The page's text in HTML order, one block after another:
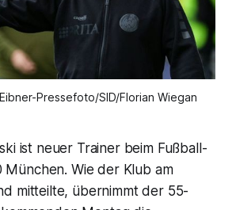
Pressefoto/SID/Florian Wiegan
ist neuer Trainer beim Fußball-
München. Wie der Klub am
mitteilte, übernimmt der 55-